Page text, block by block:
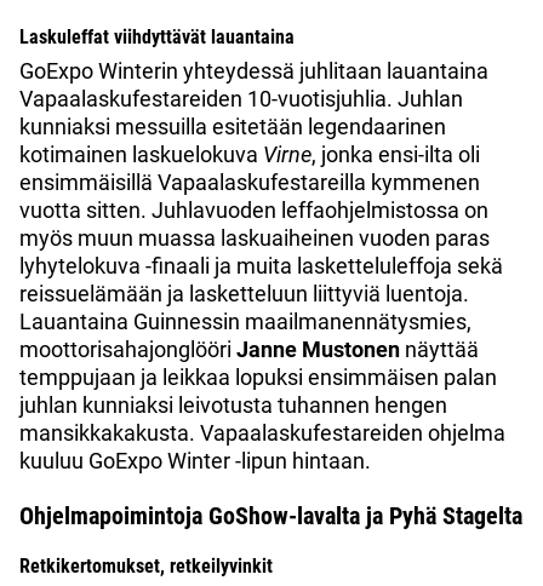
Laskuleffat viihdyttävät lauantaina
GoExpo Winterin yhteydessä juhlitaan lauantaina
Vapaalaskufestareiden 10-vuotisjuhlia. Juhlan
kunniaksi messuilla esitetään legendaarinen
kotimainen laskuelokuva Virne, jonka ensi-ilta oli
ensimmäisillä Vapaalaskufestareilla kymmenen
vuotta sitten. Juhlavuoden leffaohjelmistossa on
myös muun muassa laskuaiheinen vuoden paras
lyhytelokuva -finaali ja muita lasketteluleffoja sekä
reissuelämään ja lasketteluun liittyviä luentoja.
Lauantaina Guinnessin maailmanennätysmies,
moottorisahajonglööri Janne Mustonen näyttää
temppujaan ja leikkaa lopuksi ensimmäisen palan
juhlan kunniaksi leivotusta tuhannen hengen
mansikkakakusta. Vapaalaskufestareiden ohjelma
kuuluu GoExpo Winter -lipun hintaan.
Ohjelmapoimintoja GoShow-lavalta ja Pyhä Stagelta
Retkikertomukset, retkeilyvinkit